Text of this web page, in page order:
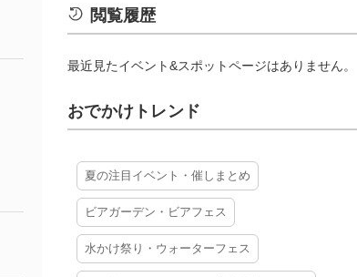
閲覧履歴
最近見たイベント&スポットページはありません。
おでかけトレンド
夏の注目イベント・催しまとめ
ビアガーデン・ビアフェス
水かけ祭り・ウォーターフェス